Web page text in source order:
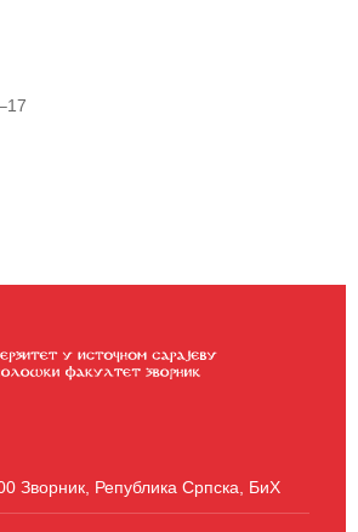
Зворник, Република Српска, БиХ